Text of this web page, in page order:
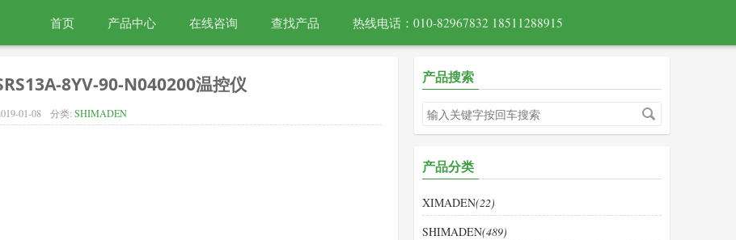
首页 产品中心 在线咨询 查找产品 热线电话：010-82967832 18511288915
8YV-90-N040200温控仪
01-08 分类: SHIMADEN
产品搜索
产品分类
XIMADEN(22)
SHIMADEN(489)